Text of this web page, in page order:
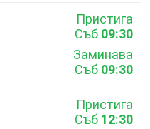
Пристига
Съб 09:30
Заминава
Съб 09:30
Пристига
Съб 12:30